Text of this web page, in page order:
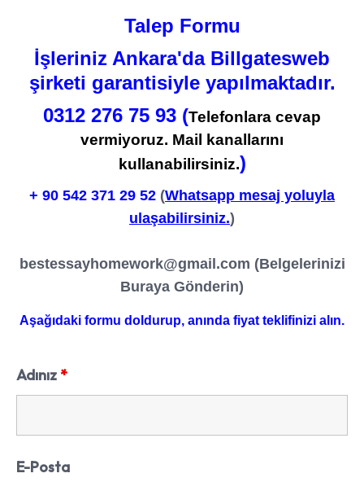
Talep Formu
İşleriniz Ankara'da Billgatesweb
şirketi garantisiyle yapılmaktadır.
0312 276 75 93 (Telefonlara cevap
vermiyoruz. Mail kanallarını
kullanabilirsiniz.)
+ 90 542 371 29 52 (Whatsapp mesaj yoluyla
ulaşabilirsiniz.)
bestessayhomework@gmail.com (Belgelerinizi
Buraya Gönderin)
Aşağıdaki formu doldurup, anında fiyat teklifinizi alın.
Adınız*
E-Posta